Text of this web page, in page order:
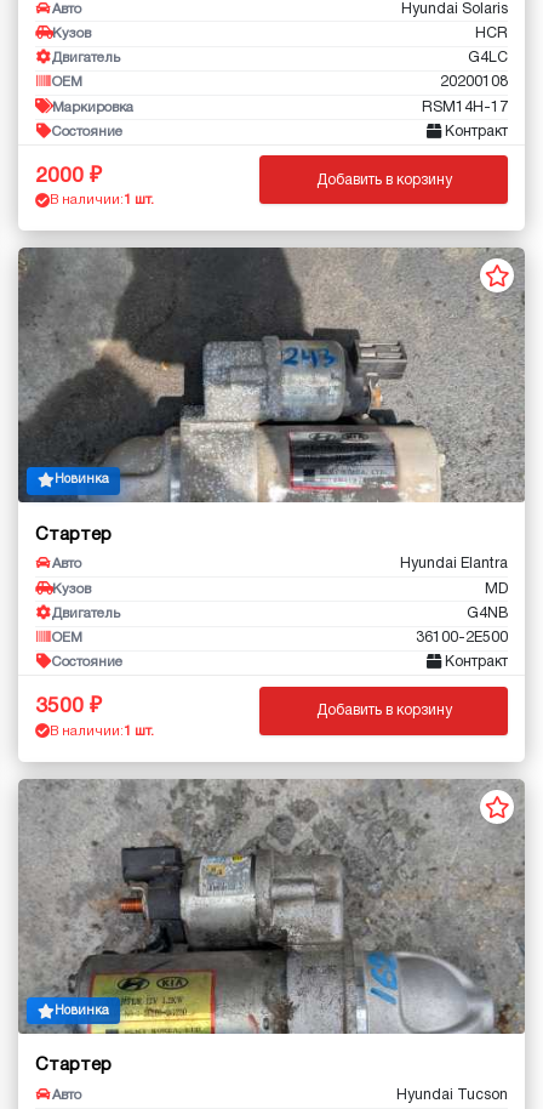
Авто Hyundai Solaris
Кузов HCR
Двигатель G4LC
OEM 20200108
Маркировка RSM14H-17
Состояние Контракт
2000
В наличии: 1 шт.
Добавить в корзину
Новинка
Стартер
Авто Hyundai Elantra
Кузов MD
Двигатель G4NB
OEM 36100-2E500
Состояние Контракт
3500
В наличии: 1 шт.
Добавить в корзину
Новинка
Стартер
Авто Hyundai Tucson